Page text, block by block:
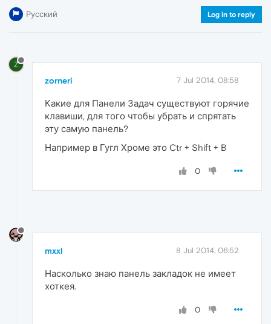
Русский Log in to reply
Z
zorneri 7 Jul 2014, 08:58
Какие для Панели Задач существуют горячие
клавиши, для того чтобы убрать и спрятать
эту самую панель?
Например в Гугл Хроме это Ctr + Shift + B
0
mxxl 8 Jul 2014, 06:52
Насколько знаю панель закладок не имеет
хоткея.
0